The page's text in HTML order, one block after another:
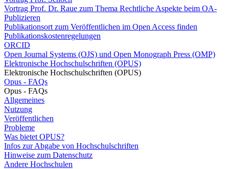
Vortrag Prof. Dr. Raue zum Thema Rechtliche Aspekte beim OA-
Publizieren
Publikationsort zum Veröffentlichen im Open Access finden
Publikationskostenregelungen
ORCID
Open Journal Systems (OJS) und Open Monograph Press (OMP)
Elektronische Hochschulschriften (OPUS)
Elektronische Hochschulschriften (OPUS)
Opus - FAQs
Opus - FAQs
Allgemeines
Nutzung
Veröffentlichen
Probleme
Was bietet OPUS?
Infos zur Abgabe von Hochschulschriften
Hinweise zum Datenschutz
Andere Hochschulen